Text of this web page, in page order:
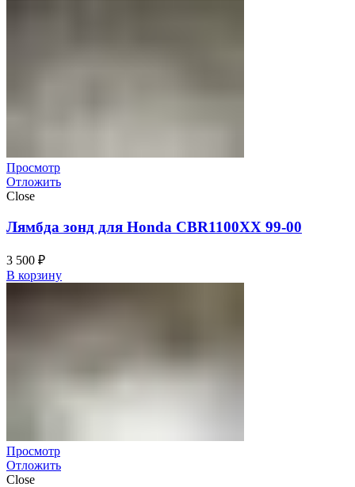
Просмотр
Отложить
Close
Лямбда зонд для Honda CBR1100XX 99-00
3 500 ₽
В корзину
Просмотр
Отложить
Close